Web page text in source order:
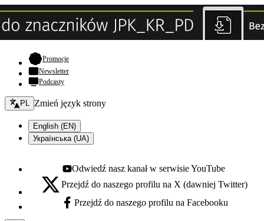
Promocje- otwiera się w nowej karcie
Newsletter
Podcasty
Zmień język - bieżący:
PL Zmień język strony
English (EN)
Українська (UA)
Youtube - otwiera się w nowej karcie
Odwiedź nasz kanał w serwisie YouTube
X - otwiera się w nowej karcie
Przejdź do naszego profilu na X (dawniej Twitter)
Facebook - otwiera się w nowej karcie
Przejdź do naszego profilu na Facebooku